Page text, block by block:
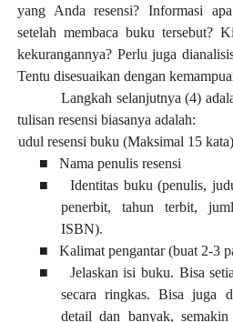
yang Anda resensi? Informasi
setelah membaca buku tersebut?
kekurangannya? Perlu juga
Tentu disesuaikan dengan
Langkah selanjutnya (4)
tulisan resensi biasanya adalah:
Judul resensi buku (Maksimal 15
■
Nama penulis resensi
■
Identitas buku (penulis,
penerbit, tahun terbit,
ISBN).
■
Kalimat pengantar (buat 2-3
■
Jelaskan isi buku. Bisa
secara ringkas. Bisa juga
detail dan banyak,